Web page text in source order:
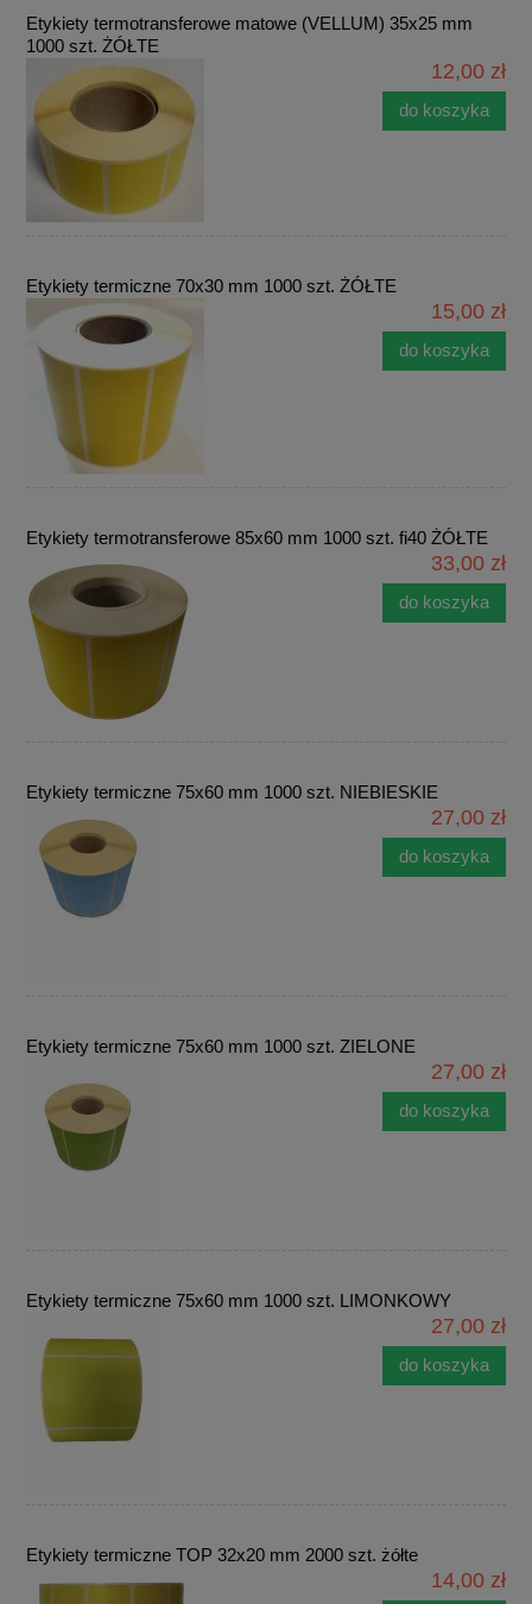
Etykiety termotransferowe matowe (VELLUM) 35x25 mm
1000 szt. ŻÓŁTE
12,00 zł
do koszyka
Etykiety termiczne 70x30 mm 1000 szt. ŻÓŁTE
15,00 zł
do koszyka
Etykiety termotransferowe 85x60 mm 1000 szt. fi40 ŻÓŁTE
33,00 zł
do koszyka
Etykiety termiczne 75x60 mm 1000 szt. NIEBIESKIE
27,00 zł
do koszyka
Etykiety termiczne 75x60 mm 1000 szt. ZIELONE
27,00 zł
do koszyka
Etykiety termiczne 75x60 mm 1000 szt. LIMONKOWY
27,00 zł
do koszyka
Etykiety termiczne TOP 32x20 mm 2000 szt. żółte
14,00 zł